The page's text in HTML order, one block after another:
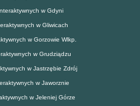
w Gdyni
w Gliwicach
w Gorzowie Wlkp.
w Grudziądzu
w Jastrzębie Zdrój
w Jaworznie
w Jeleniej Górze